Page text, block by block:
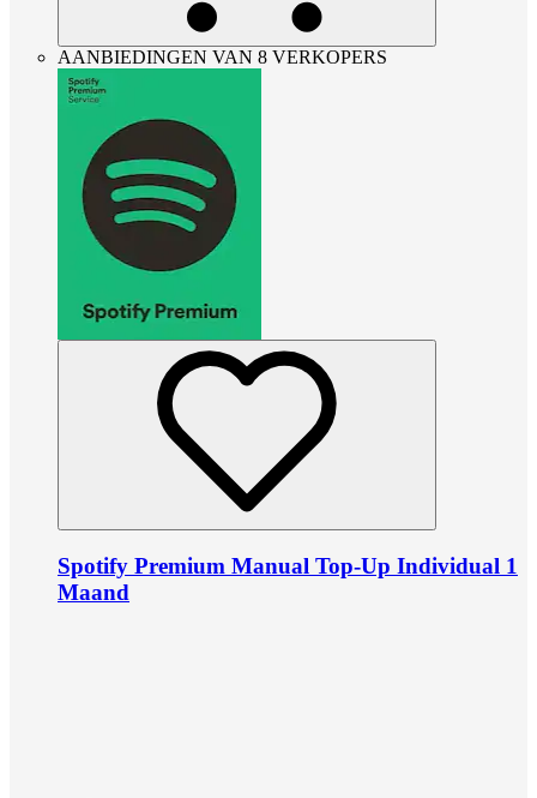
AANBIEDINGEN VAN 8 VERKOPERS
Spotify Premium Manual Top-Up Individual 1
Maand